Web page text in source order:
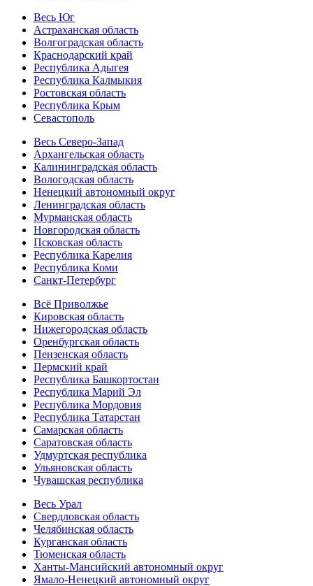
Весь Юг
Астраханская область
Волгоградская область
Краснодарский край
Республика Адыгея
Республика Калмыкия
Ростовская область
Республика Крым
Севастополь
Весь Северо-Запад
Архангельская область
Калининградская область
Вологодская область
Ненецкий автономный округ
Ленинградская область
Мурманская область
Новгородская область
Псковская область
Республика Карелия
Республика Коми
Санкт-Петербург
Всё Приволжье
Кировская область
Нижегородская область
Оренбургская область
Пензенская область
Пермский край
Республика Башкортостан
Республика Марий Эл
Республика Мордовия
Республика Татарстан
Самарская область
Саратовская область
Удмуртская республика
Ульяновская область
Чувашская республика
Весь Урал
Свердловская область
Челябинская область
Курганская область
Тюменская область
Ханты-Мансийский автономный округ
Ямало-Ненецкий автономный округ